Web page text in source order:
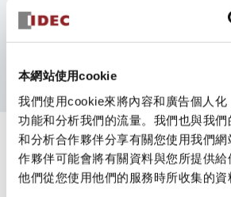
本網站使用cookie
我們使用cookie來將內容和廣告個人化
功能和分析我們的流量。我們也與我
和分析合作夥伴分享有關您使用我們網
作夥伴可能會將有關資料與您所提供
他們從您使用他們的服務時所收集的資
附鎖選擇開關採用高安全性的彈子鎖
規格
審美規範